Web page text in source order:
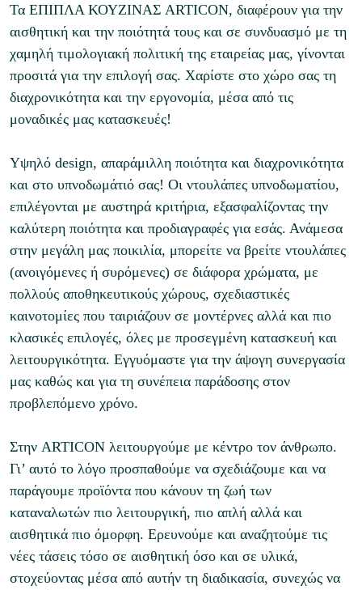
Τα EΠΙΠΛΑ ΚΟΥΖΙΝΑΣ ARTICON, διαφέρουν για την
αισθητική και την ποιότητά τους και σε συνδυασμό με τη
χαμηλή τιμολογιακή πολιτική της εταιρείας μας, γίνονται
προσιτά για την επιλογή σας. Χαρίστε στο χώρο σας τη
διαχρονικότητα και την εργονομία, μέσα από τις
μοναδικές μας κατασκευές!
Υψηλό design, απαράμιλλη ποιότητα και διαχρονικότητα
και στο υπνοδωμάτιό σας! Οι ντουλάπες υπνοδωματίου,
επιλέγονται με αυστηρά κριτήρια, εξασφαλίζοντας την
καλύτερη ποιότητα και προδιαγραφές για εσάς. Ανάμεσα
στην μεγάλη μας ποικιλία, μπορείτε να βρείτε ντουλάπες
(ανοιγόμενες ή συρόμενες) σε διάφορα χρώματα, με
πολλούς αποθηκευτικούς χώρους, σχεδιαστικές
καινοτομίες που ταιριάζουν σε μοντέρνες αλλά και πιο
κλασικές επιλογές, όλες με προσεγμένη κατασκευή και
λειτουργικότητα. Εγγυόμαστε για την άψογη συνεργασία
μας καθώς και για τη συνέπεια παράδοσης στον
προβλεπόμενο χρόνο.
Στην ARTICON λειτουργούμε με κέντρο τον άνθρωπο.
Γι’ αυτό το λόγο προσπαθούμε να σχεδιάζουμε και να
παράγουμε προϊόντα που κάνουν τη ζωή των
καταναλωτών πιο λειτουργική, πιο απλή αλλά και
αισθητικά πιο όμορφη. Ερευνούμε και αναζητούμε τις
νέες τάσεις τόσο σε αισθητική όσο και σε υλικά,
στοχεύοντας μέσα από αυτήν τη διαδικασία, συνεχώς να